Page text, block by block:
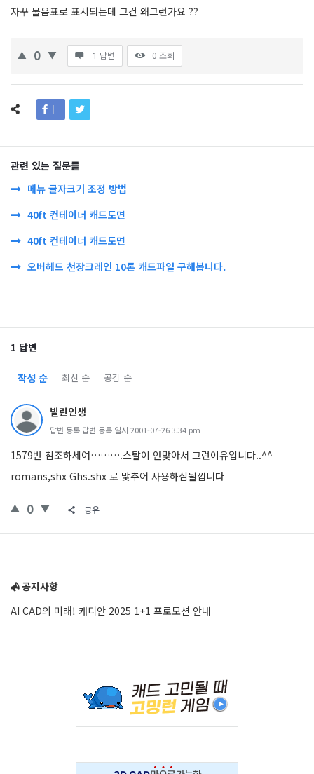
자꾸 물음표로 표시되는데 그건 왜그런가요 ??
0 1 답변 0 조회
관련 있는 질문들
메뉴 글자크기 조정 방법
40ft 컨테이너 캐드도면
40ft 컨테이너 캐드도면
오버헤드 천장크레인 10톤 캐드파일 구해봅니다.
1 답변
작성 순 최신 순 공감 순
빌린인생
답변 등록 답변 등록 일시 2001-07-26 3:34 pm
1579번 참조하세여……….스탈이 안맞아서 그런이유입니다..^^
romans,shx Ghs.shx 로 맟추어 사용하심될껍니다
0 공유
공지사항
AI CAD의 미래! 캐디안 2025 1+1 프로모션 안내